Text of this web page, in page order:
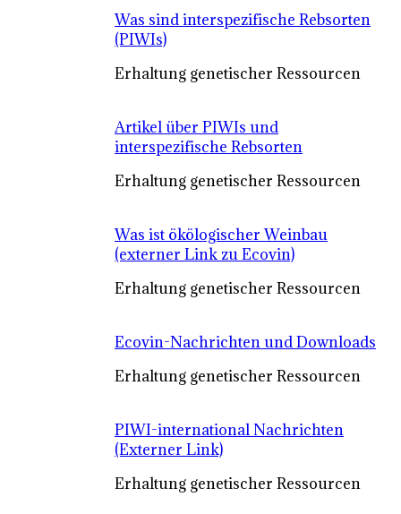
Was sind interspezifische Rebsorten
(PIWIs)
Erhaltung genetischer Ressourcen
Artikel über PIWIs und
interspezifische Rebsorten
Erhaltung genetischer Ressourcen
Was ist ökölogischer Weinbau
(externer Link zu Ecovin)
Erhaltung genetischer Ressourcen
Ecovin-Nachrichten und Downloads
Erhaltung genetischer Ressourcen
PIWI-international Nachrichten
(Externer Link)
Erhaltung genetischer Ressourcen